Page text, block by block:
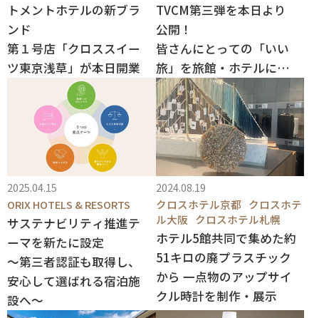
トメントホテルの新ブラ
ンド
第１号店「クロススイー
ツ東京浅草」が本日開業
TVCM第三弾を本日より
公開！
皆さんにとっての「いい
旅」を旅館・ホテルにて
ご提供
2025.04.15
ORIX HOTELS & RESORTS
サステナビリティ推進テ
ーマを新たに設定
～第三者認証も取得し、
安心して選ばれる宿泊施
設へ～
2024.08.19
クロスホテル京都 クロスホテ
ル大阪 クロスホテル札幌
ホテル5館共同で集めた約
51キロの廃プラスチック
から 一点物のアップサイ
クル時計を制作・展示